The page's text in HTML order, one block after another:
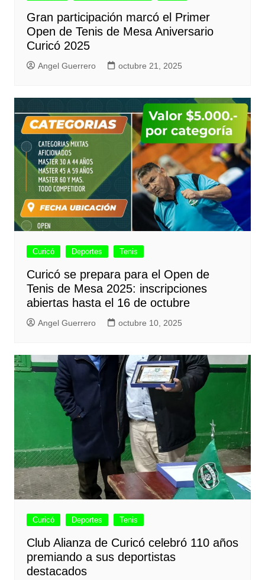
Gran participación marcó el Primer
Open de Tenis de Mesa Aniversario
Curicó 2025
Angel Guerrero octubre 21, 2025
Curicó Deportes Tenis
Curicó se prepara para el Open de
Tenis de Mesa 2025: inscripciones
abiertas hasta el 16 de octubre
Angel Guerrero octubre 10, 2025
Curicó Deportes Tenis
Club Alianza de Curicó celebró 110 años
premiando a sus deportistas
destacados